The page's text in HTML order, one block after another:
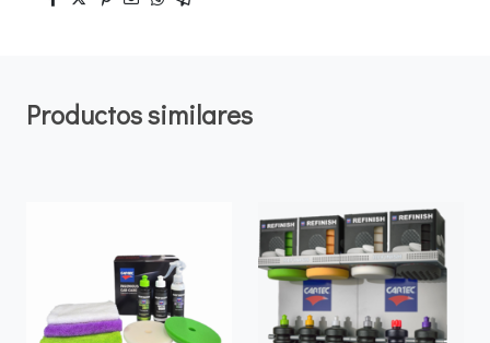
Productos similares